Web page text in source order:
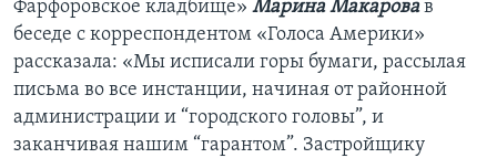
Фарфоровское кладбище» Марина Макаровав
беседе с корреспондентом «Голоса Америки»
рассказала: «Мы исписали горы бумаги, рассылая
письма во все инстанции, начиная от районной
администрации и “городского головы”, и
заканчивая нашим “гарантом”. Застройщику